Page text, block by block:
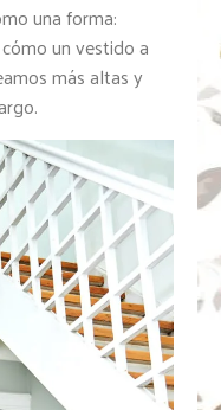
una forma:
un vestido a
más altas y